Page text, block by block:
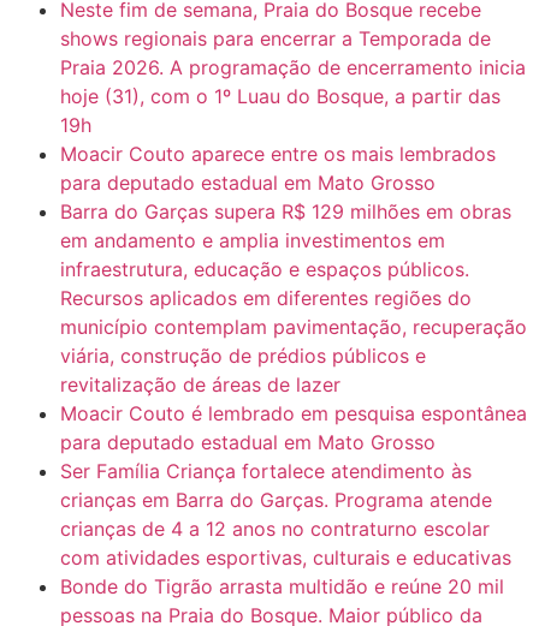
Neste fim de semana, Praia do Bosque recebe
shows regionais para encerrar a Temporada de
Praia 2026. A programação de encerramento inicia
hoje (31), com o 1º Luau do Bosque, a partir das
19h
Moacir Couto aparece entre os mais lembrados
para deputado estadual em Mato Grosso
Barra do Garças supera R$ 129 milhões em obras
em andamento e amplia investimentos em
infraestrutura, educação e espaços públicos.
Recursos aplicados em diferentes regiões do
município contemplam pavimentação, recuperação
viária, construção de prédios públicos e
revitalização de áreas de lazer
Moacir Couto é lembrado em pesquisa espontânea
para deputado estadual em Mato Grosso
Ser Família Criança fortalece atendimento às
crianças em Barra do Garças. Programa atende
crianças de 4 a 12 anos no contraturno escolar
com atividades esportivas, culturais e educativas
Bonde do Tigrão arrasta multidão e reúne 20 mil
pessoas na Praia do Bosque. Maior público da